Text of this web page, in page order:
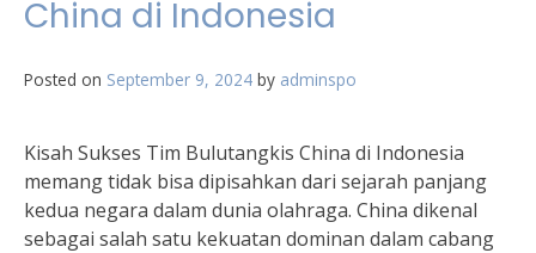
China di Indonesia
Posted on September 9, 2024 by adminspo
Kisah Sukses Tim Bulutangkis China di Indonesia
memang tidak bisa dipisahkan dari sejarah panjang
kedua negara dalam dunia olahraga. China dikenal
sebagai salah satu kekuatan dominan dalam cabang